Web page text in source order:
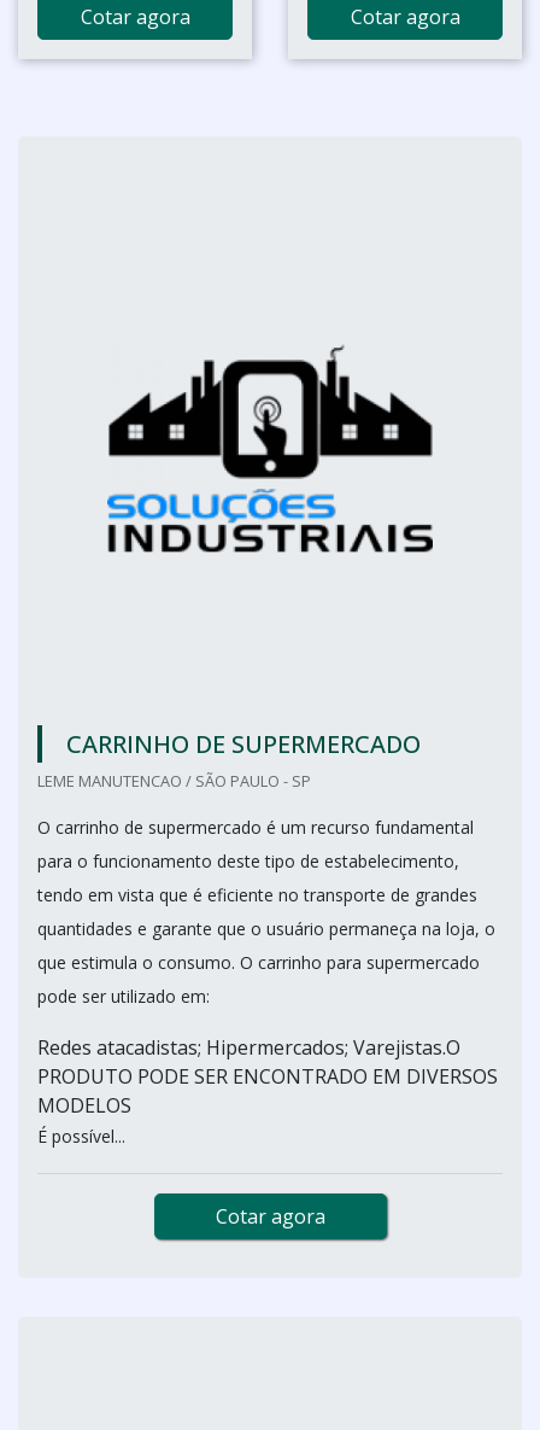
Cotar agora Cotar agora
CARRINHO DE SUPERMERCADO
LEME MANUTENCAO / SÃO PAULO - SP
O carrinho de supermercado é um recurso fundamental
para o funcionamento deste tipo de estabelecimento,
tendo em vista que é eficiente no transporte de grandes
quantidades e garante que o usuário permaneça na loja, o
que estimula o consumo. O carrinho para supermercado
pode ser utilizado em:
Redes atacadistas; Hipermercados; Varejistas.O
PRODUTO PODE SER ENCONTRADO EM DIVERSOS
MODELOS
É possível...
Cotar agora